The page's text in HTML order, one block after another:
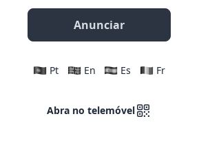
Anunciar
Pt En Es Fr
Abra no telemóvel